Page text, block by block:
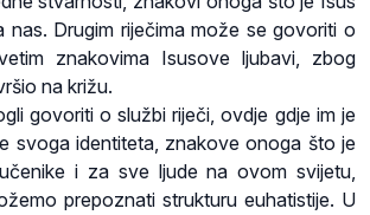
Drugim riječima može se govoriti o
znakovima Isusove ljubavi, zbog
na križu.
govoriti o službi riječi, ovdje gdje im je
svoga identiteta, znakove onoga što je
i za sve ljude na ovom svijetu,
prepoznati strukturu euhatistije. U